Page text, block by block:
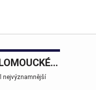
IX. REPREZENTAČNÍ PLES OLOMOUCKÉHO KRAJE
nejvýznamnější